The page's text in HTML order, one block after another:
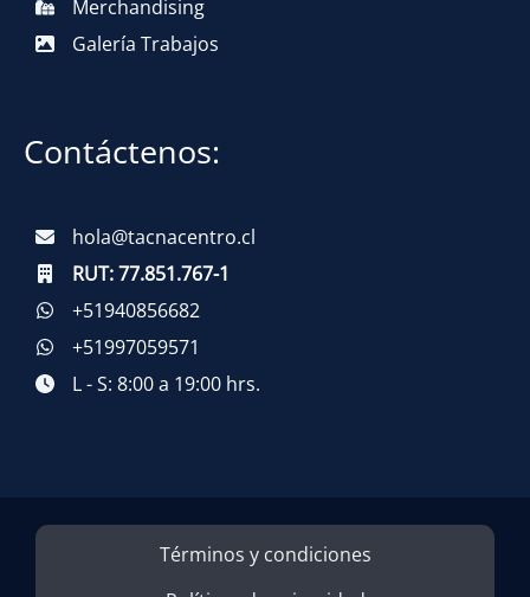
Merchandising
Galería Trabajos
Contáctenos:
hola@tacnacentro.cl
RUT:77.851.767-1
+51940856682
+51997059571
L - S: 8:00 a 19:00 hrs.
Términos y condiciones